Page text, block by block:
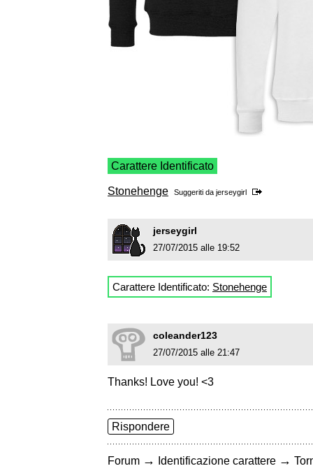
Carattere Identificato
Stonehenge Suggeriti da jerseygirl
jerseygirl
27/07/2015 alle 19:52
Carattere Identificato: Stonehenge
coleander123
27/07/2015 alle 21:47
Thanks! Love you! <3
Rispondere
Forum → Identificazione carattere →